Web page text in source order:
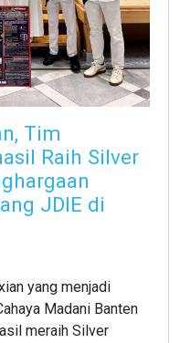
Tim
Raih Silver
JDIE di
yang menjadi
Madani Banten
meraih Silver